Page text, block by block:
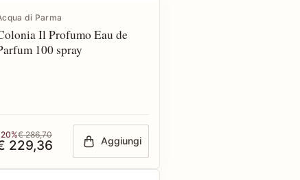
di Parma
Il Profumo Eau de
100 spray
€ 286,70
229,36 Aggiungi